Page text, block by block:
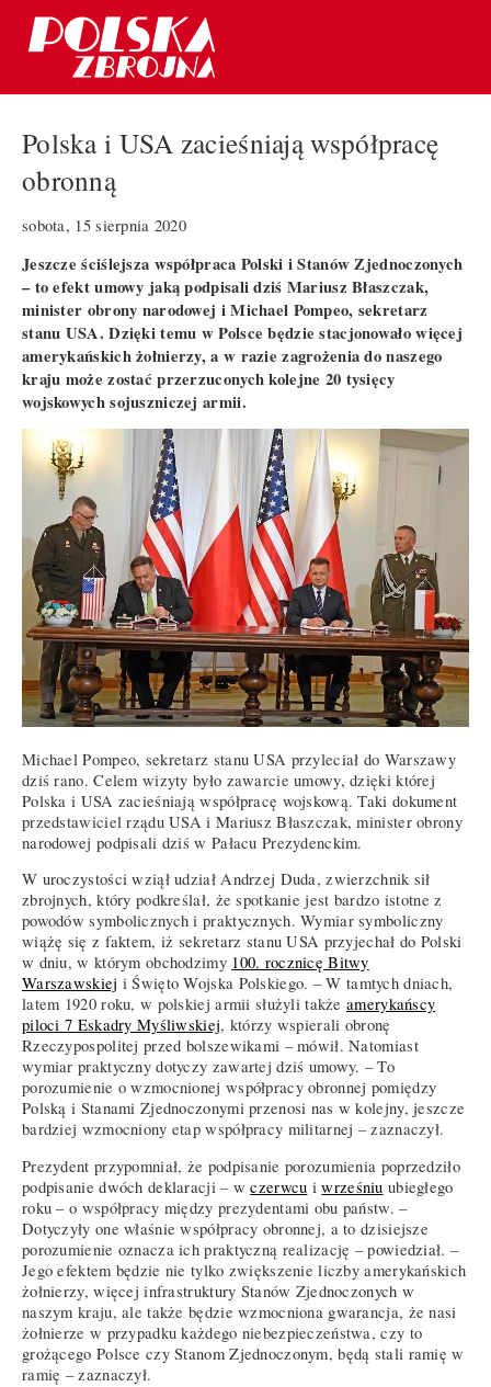
Polska i USA zacieśniają współpracę
obronną
sobota, 15 sierpnia 2020
Jeszcze ściślejsza współpraca Polski i Stanów Zjednoczonych
– to efekt umowy jaką podpisali dziś Mariusz Błaszczak,
minister obrony narodowej i Michael Pompeo, sekretarz
stanu USA. Dzięki temu w Polsce będzie stacjonowało więcej
amerykańskich żołnierzy, a w razie zagrożenia do naszego
kraju może zostać przerzuconych kolejne 20 tysięcy
wojskowych sojuszniczej armii.
Michael Pompeo, sekretarz stanu USA przyleciał do Warszawy
dziś rano. Celem wizyty było zawarcie umowy, dzięki której
Polska i USA zacieśniają współpracę wojskową. Taki dokument
przedstawiciel rządu USA i Mariusz Błaszczak, minister obrony
narodowej podpisali dziś w Pałacu Prezydenckim.
W uroczystości wziął udział Andrzej Duda, zwierzchnik sił
zbrojnych, który podkreślał, że spotkanie jest bardzo istotne z
powodów symbolicznych i praktycznych. Wymiar symboliczny
wiążę się z faktem, iż sekretarz stanu USA przyjechał do Polski
w dniu, w którym obchodzimy 100. rocznicę Bitwy
Warszawskiej i Święto Wojska Polskiego. – W tamtych dniach,
latem 1920 roku, w polskiej armii służyli takżeamerykańscy
piloci 7 Eskadry Myśliwskiej, którzy wspierali obronę
Rzeczypospolitej przed bolszewikami – mówił. Natomiast
wymiar praktyczny dotyczy zawartej dziś umowy. – To
porozumienie o wzmocnionej współpracy obronnej pomiędzy
Polską i Stanami Zjednoczonymi przenosi nas w kolejny, jeszcze
bardziej wzmocniony etap współpracy militarnej – zaznaczył.
Prezydent przypomniał, że podpisanie porozumienia poprzedziło
podpisanie dwóch deklaracji – wczerwcu iwrześniu ubiegłego
roku – o współpracy między prezydentami obu państw. –
Dotyczyły one właśnie współpracy obronnej, a to dzisiejsze
porozumienie oznacza ich praktyczną realizację – powiedział. –
Jego efektem będzie nie tylko zwiększenie liczby amerykańskich
żołnierzy, więcej infrastruktury Stanów Zjednoczonych w
naszym kraju, ale także będzie wzmocniona gwarancja, że nasi
żołnierze w przypadku każdego niebezpieczeństwa, czy to
grożącego Polsce czy Stanom Zjednoczonym, będą stali ramię w
ramię – zaznaczył.